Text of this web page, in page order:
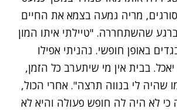
מריה גמעה בצמא את החיים
שהשתחררה. "טיילתי איתו המון
באופן חופשי. נהניתי אפילו
בבית אין מי שיתערב כל הזמן,
שהיה לי בנווה תרצה". אחרי הכול,
כי לא היה לה חופש פעולה והיא לא